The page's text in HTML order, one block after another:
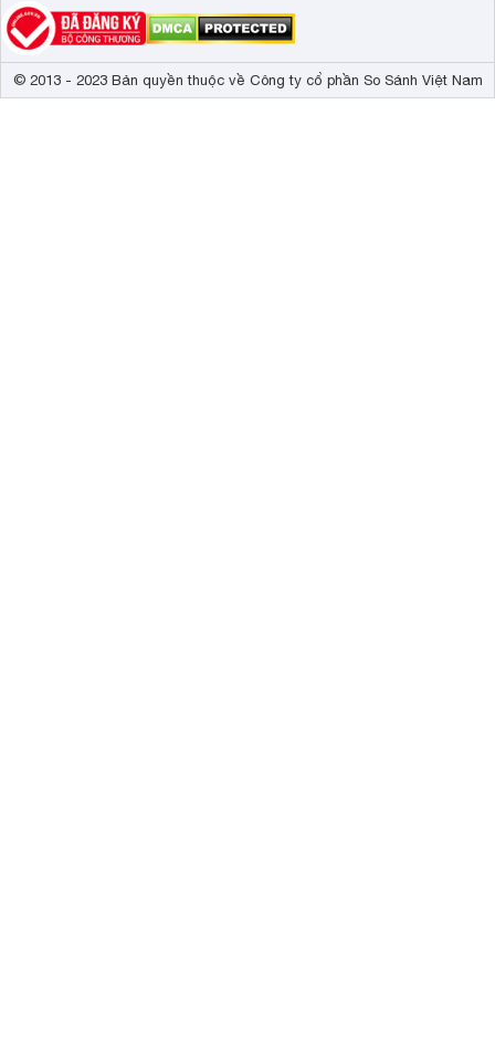
© 2013 - 2023 Bản quyền thuộc về Công ty cổ phần So Sánh Việt Nam